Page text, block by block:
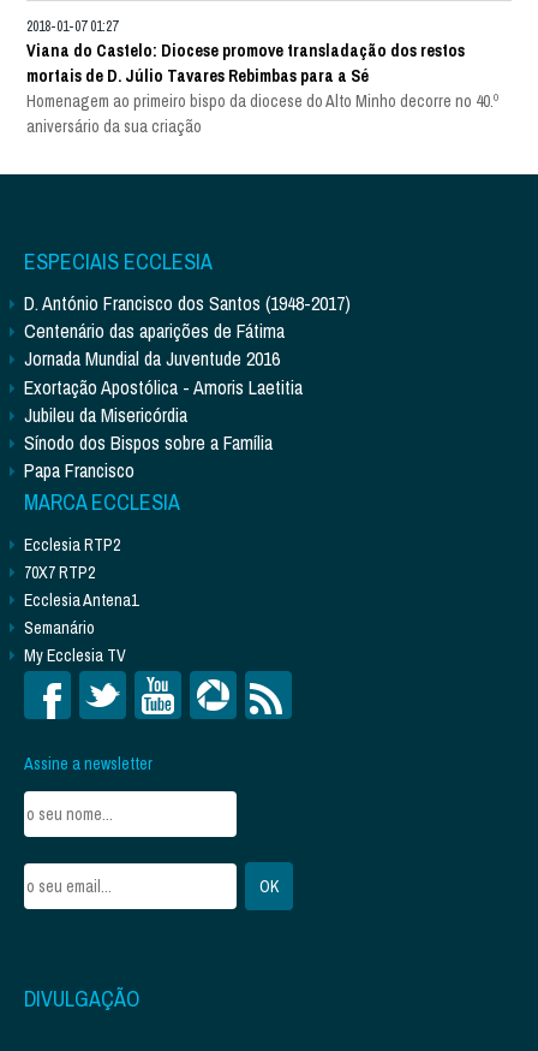
2018-01-07 01:27
Viana do Castelo: Diocese promove transladação dos restos
mortais de D. Júlio Tavares Rebimbas para a Sé
Homenagem ao primeiro bispo da diocese do Alto Minho decorre no 40.º
aniversário da sua criação
ESPECIAIS ECCLESIA
D. António Francisco dos Santos (1948-2017)
Centenário das aparições de Fátima
Jornada Mundial da Juventude 2016
Exortação Apostólica - Amoris Laetitia
Jubileu da Misericórdia
Sínodo dos Bispos sobre a Família
Papa Francisco
MARCA ECCLESIA
Ecclesia RTP2
70X7 RTP2
Ecclesia Antena1
Semanário
My Ecclesia TV
Assine a newsletter
DIVULGAÇÃO